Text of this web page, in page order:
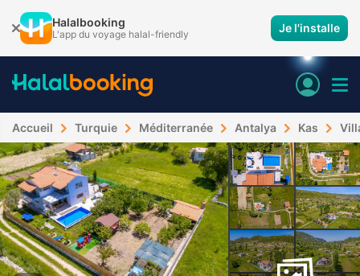
Halalbooking
L'app du voyage halal-friendly Je l'installe
Accueil Turquie Méditerranée Antalya Kas